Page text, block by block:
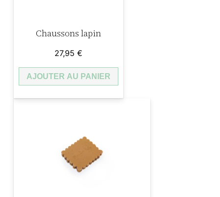
Chaussons lapin
27,95 €
AJOUTER AU PANIER